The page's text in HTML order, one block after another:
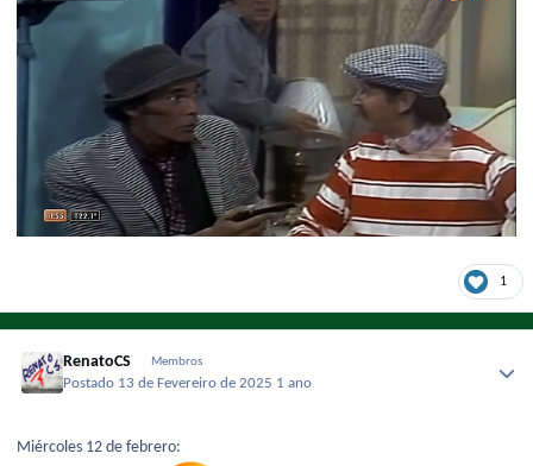
1
RenatoCS Membros
Postado 13 de Fevereiro de 2025 1 ano
Miércoles 12 de febrero: